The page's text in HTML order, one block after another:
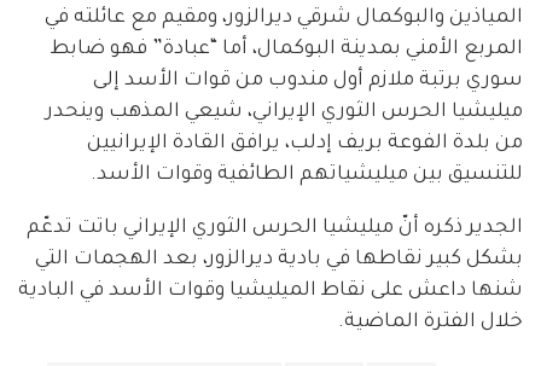
المياذين والبوكمال شرقي ديرالزور، ومقيم مع عائلته في
المربع الأمني بمدينة البوكمال، أما “عبادة” فهو ضابط
سوري برتبة ملازم أول مندوب من قوات الأسد إلى
ميليشيا الحرس الثوري الإيراني، شيعي المذهب وينحدر
من بلدة الفوعة بريف إدلب، يرافق القادة الإيرانيين
للتنسيق بين ميليشياتهم الطائفية وقوات الأسد.
الجدير ذكره أنّ ميليشيا الحرس الثوري الإيراني باتت تدعّم
بشكل كبير نقاطها في بادية ديرالزور، بعد الهجمات التي
شنها داعش على نقاط الميليشيا وقوات الأسد في البادية
خلال الفترة الماضية.